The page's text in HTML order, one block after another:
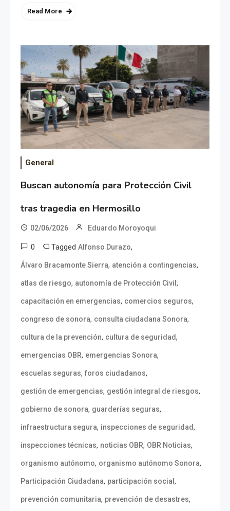
Read More
General
Buscan autonomía para Protección Civil
tras tragedia en Hermosillo
02/06/2026 Eduardo Moroyoqui
0 Tagged Alfonso Durazo,
Álvaro Bracamonte Sierra, atención a contingencias,
atlas de riesgo, autonomía de Protección Civil ,
capacitación en emergencias, comercios seguros,
congreso de sonora, consulta ciudadana Sonora,
cultura de la prevención, cultura de seguridad,
emergencias OBR, emergencias Sonora,
escuelas seguras, foros ciudadanos,
gestión de emergencias, gestión integral de riesgos,
gobierno de sonora, guarderías seguras,
infraestructura segura, inspecciones de seguridad,
inspecciones técnicas, noticias OBR, OBR Noticias,
organismo autónomo, organismo autónomo Sonora,
Participación Ciudadana, participación social ,
prevención comunitaria, prevención de desastres,